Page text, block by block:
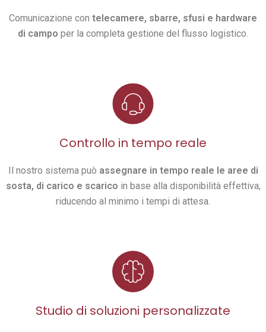
Comunicazione con telecamere, sbarre, sfusi e hardware
di campo per la completa gestione del flusso logistico.
Controllo in tempo reale
Il nostro sistema può assegnare in tempo reale le aree di
sosta, di carico e scarico in base alla disponibilità effettiva,
riducendo al minimo i tempi di attesa.
Studio di soluzioni personalizzate